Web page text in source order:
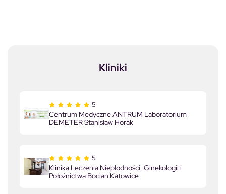
Kliniki
5
Centrum Medyczne ANTRUM Laboratorium
DEMETER Stanisław Horák
5
Klinika Leczenia Niepłodności, Ginekologii i
Położnictwa Bocian Katowice